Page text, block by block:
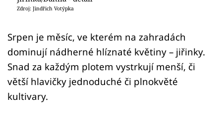
Přihlášení
Sledujte nás
Zdroj: Jindřich Votýpka
Srpen je měsíc, ve kterém na zahradách
dominují nádherné hlíznaté květiny – jiřinky.
Snad za každým plotem vystrkují menší, či
větší hlavičky jednoduché či plnokvěté
kultivary.